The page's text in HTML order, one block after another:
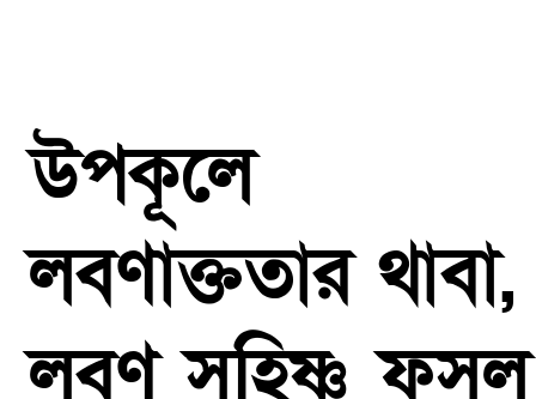
উপকূলে
লবণাক্ততার থাবা,
লবণ সহিষ্ণু ফসল